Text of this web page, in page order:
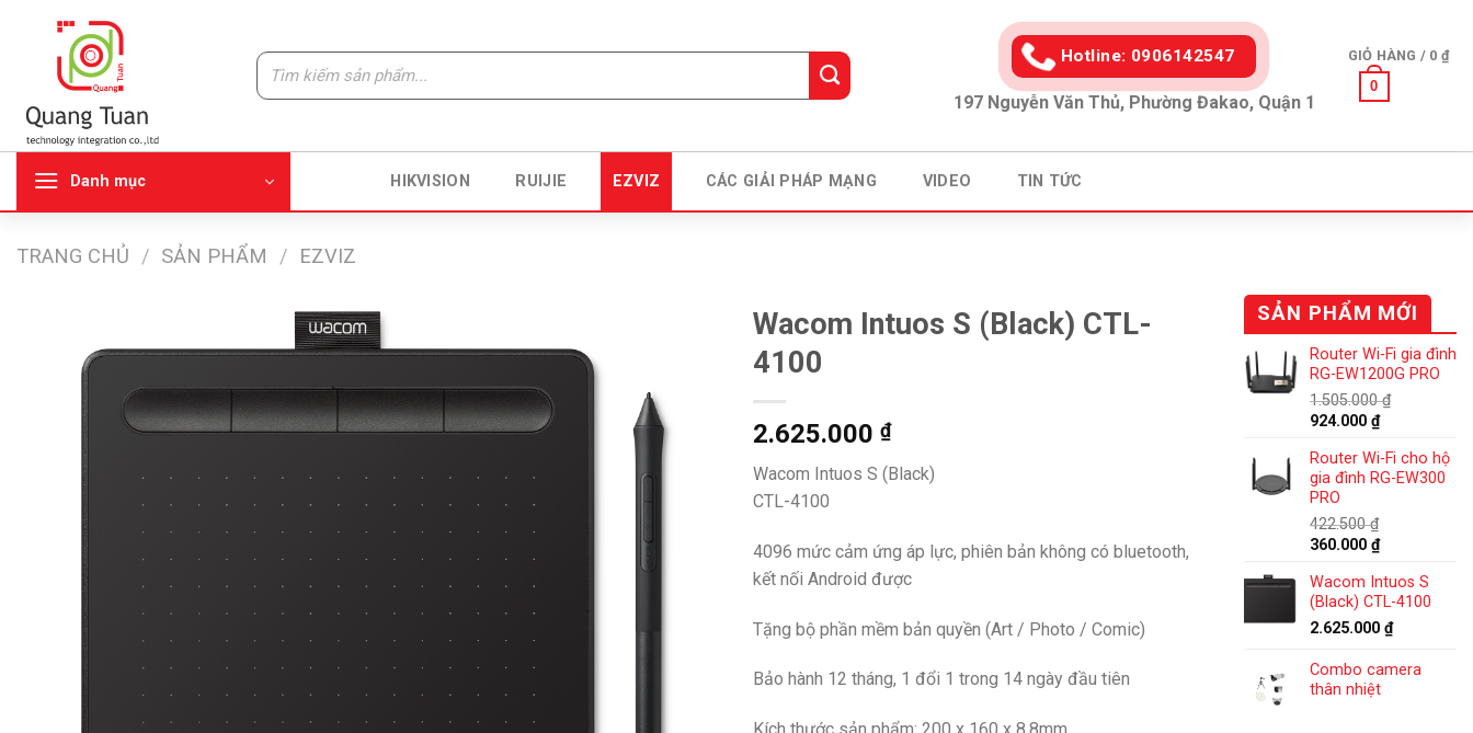
Tìm
kiếm:
Hotline: 0906142547
197 Nguyễn Văn Thủ, Phường Đakao, Quận 1
GIỎ HÀNG / 0 ₫
0
Danh mục HIKVISION RUIJIE EZVIZ CÁC GIẢI PHÁP MẠNG VIDEO TIN TỨC
TRANG CHỦ / SẢN PHẨM / EZVIZ
Wacom Intuos S (Black) CTL-
4100
2.625.000 ₫
Wacom Intuos S (Black)
CTL-4100
4096 mức cảm ứng áp lực, phiên bản không có bluetooth,
kết nối Android được
Tặng bộ phần mềm bản quyền (Art / Photo / Comic)
Bảo hành 12 tháng, 1 đổi 1 trong 14 ngày đầu tiên
SẢN PHẨM MỚI
Router Wi-Fi gia đình
RG-EW1200G PRO
1.505.000₫
Giá
là:
1.505.000 ₫.
924.000 ₫Giá
tại
là:
Router Wi-Fi cho hộ
gia đình RG-EW300
PRO
422.500₫
Giá
là:
422.500 ₫.
360.000 ₫Giá
tại
là:
360.000 ₫.
Wacom Intuos S
(Black) CTL-4100
2.625.000 ₫
Combo camera
thân nhiệt